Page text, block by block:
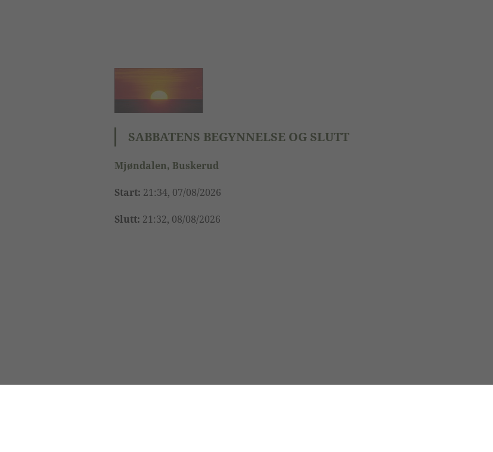
SABBATENS BEGYNNELSE OG SLUTT
Mjøndalen, Buskerud
Start: 21:34, 07/08/2026
Slutt: 21:32, 08/08/2026